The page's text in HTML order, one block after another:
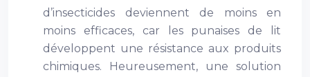
d’insecticides deviennent de moins en
moins efficaces, car les punaises de lit
développent une résistance aux produits
chimiques. Heureusement, une solution